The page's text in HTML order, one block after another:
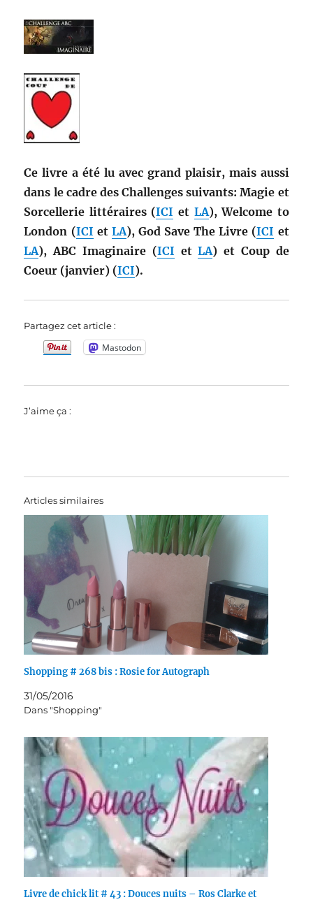
Ce livre a été lu avec grand plaisir, mais aussi
dans le cadre des Challenges suivants: Magie et
Sorcellerie littéraires (ICI et LA), Welcome to
London (ICI et LA), God Save The Livre (ICI et
LA), ABC Imaginaire (ICI etLA) et Coup de
Coeur (janvier) (ICI).
Partagez cet article :
Mastodon
J’aime ça :
Articles similaires
Shopping # 268 bis : Rosie for Autograph
31/05/2016
Dans "Shopping"
Livre de chick lit # 43 : Douces nuits – Ros Clarke et